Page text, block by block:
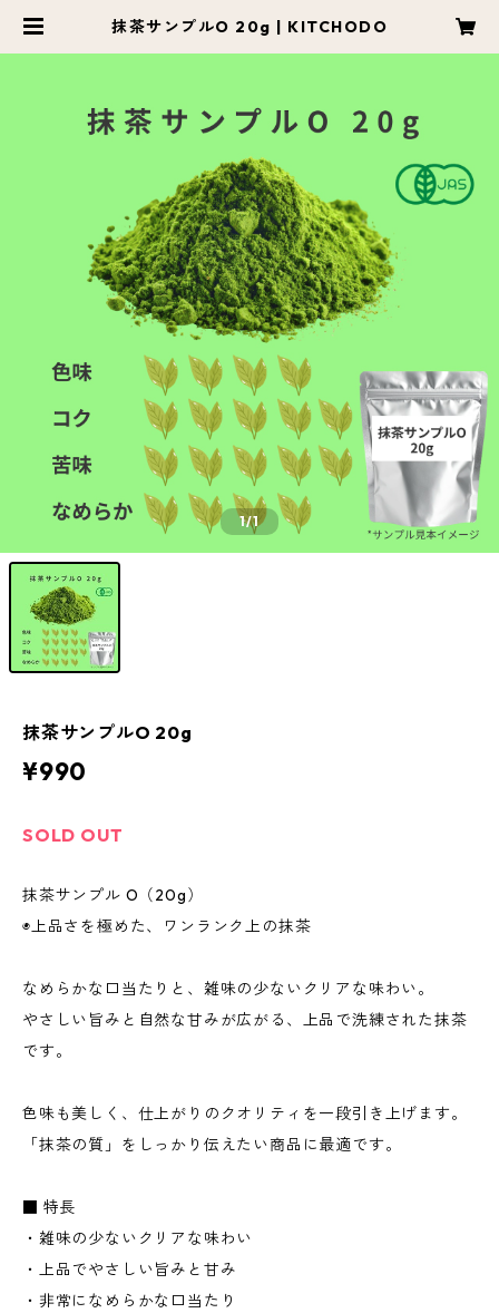
抹茶サンプルO 20g | KITCHODO
1/1
抹茶サンプルO 20g
¥990
SOLD OUT
抹茶サンプル O（20g）
◉上品さを極めた、ワンランク上の抹茶
なめらかな口当たりと、雑味の少ないクリアな味わい。
やさしい旨みと自然な甘みが広がる、上品で洗練された抹茶
です。
色味も美しく、仕上がりのクオリティを一段引き上げます。
「抹茶の質」をしっかり伝えたい商品に最適です。
■ 特長
・雑味の少ないクリアな味わい
・上品でやさしい旨みと甘み
・非常になめらかな口当たり